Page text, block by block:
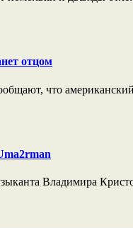
отцом
что
Владимира